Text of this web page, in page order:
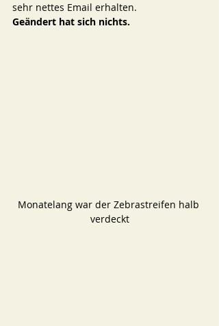
sehr nettes Email erhalten.
Geändert hat sich nichts.
Monatelang war der Zebrastreifen halb
verdeckt